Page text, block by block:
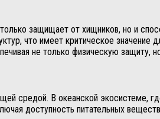
защищает от хищников, но и
что имеет критическое значение
не только физическую защиту,
средой. В океанской экосистеме,
доступность питательных